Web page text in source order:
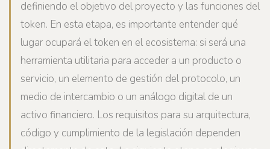
definiendo el objetivo del proyecto y las funciones del
token. En esta etapa, es importante entender qué
lugar ocupará el token en el ecosistema: si será una
herramienta utilitaria para acceder a un producto o
servicio, un elemento de gestión del protocolo, un
medio de intercambio o un análogo digital de un
activo financiero. Los requisitos para su arquitectura,
código y cumplimiento de la legislación dependen